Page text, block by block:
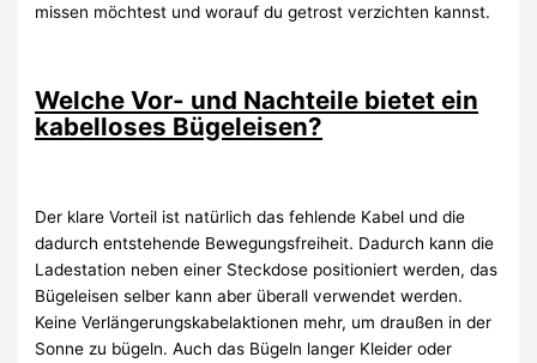
missen möchtest und worauf du getrost verzichten kannst.
Welche Vor- und Nachteile bietet ein
kabelloses Bügeleisen?
Der klare Vorteil ist natürlich das fehlende Kabel und die
dadurch entstehende Bewegungsfreiheit. Dadurch kann die
Ladestation neben einer Steckdose positioniert werden, das
Bügeleisen selber kann aber überall verwendet werden.
Keine Verlängerungskabelaktionen mehr, um draußen in der
Sonne zu bügeln. Auch das Bügeln langer Kleider oder